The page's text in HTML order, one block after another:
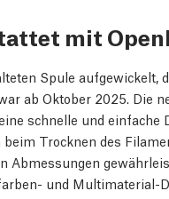
mit
Spule aufgewickelt,
ab Oktober 2025. Die
schnelle und einfache
Trocknen des
Abmessungen
und Multimaterial-